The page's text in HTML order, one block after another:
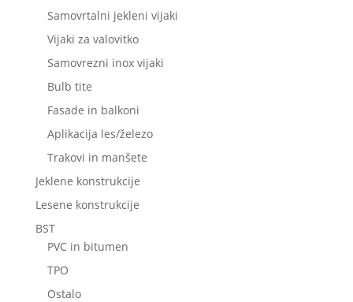
Samovrtalni jekleni vijaki
Vijaki za valovitko
Samovrezni inox vijaki
Bulb tite
Fasade in balkoni
Aplikacija les/železo
Trakovi in manšete
Jeklene konstrukcije
Lesene konstrukcije
BST
PVC in bitumen
TPO
Ostalo